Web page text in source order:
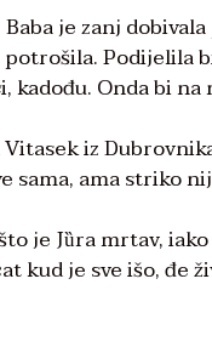
je zanj
Podijelila
kadođu. Onda bi
iz
sama, ama striko
je Jȕra mrtav,
kud je sve išo, đe